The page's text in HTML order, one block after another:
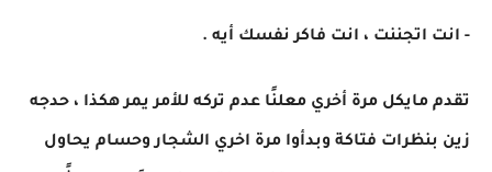
- انت اتجننت ، انت فاكر نفسك أيه .
تقدم مايكل مرة أخري معلنًا عدم تركه للأمر يمر هكذا ، حدجه
زين بنظرات فتاكة وبدأوا مرة اخري الشجار وحسام يحاول